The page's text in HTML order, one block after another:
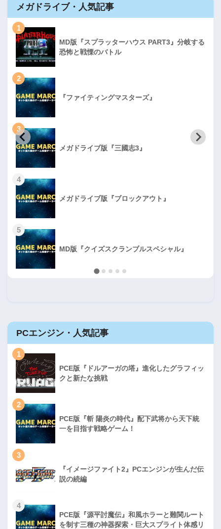
メガドライブ・人気記事
1
MD版『スプラッターハウス PART3』分岐する
恐怖と戦慄のバトル
2
『ファイティングマスターズ』
3
メガドライブ版『三國志3』
4
メガドライブ版『ブロックアウト』
5
MD版『クイズスクランブルスペシャル』
PCエンジン・人気記事
1
PCE版『ドルアーガの塔』進化したグラフィッ
クと新たな挑戦
2
PCE版『斬 陽炎の時代』配下武将から天下統
一を目指す戦略ゲーム！
3
『イメージファイト2』PCエンジンが生んだ伝
説の続編
4
PCE版『源平討魔伝』和風ホラーと難関ルート
を制す三種の神器探索・巨大スプライト体感リ